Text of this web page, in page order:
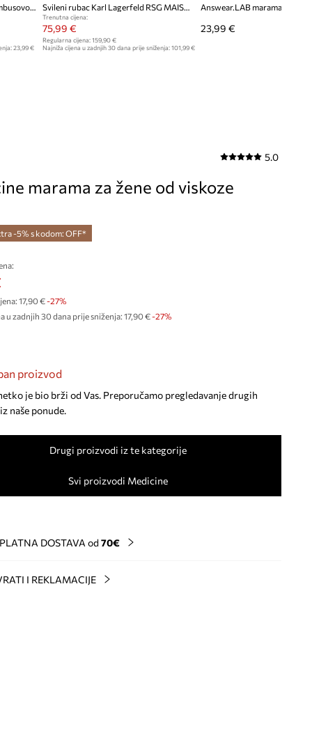
Answear.LAB šal za žene od bambusovog vlakna
23,99 €
Svileni rubac Karl Lagerfeld RSG MAISON
Trenutna cijena:
75,99 €
Regularna cijena:159,90 €
Najniža cijena u zadnjih 30 dana prije sniženja:101,99 €
Answear.LAB marama ženska
23,99 €
5.0
marama za žene od viskoze
-5% s kodom: OFF*
17,90 €-27%
u zadnjih 30 dana prije sniženja: 17,90 € -27%
proizvod
je bio brži od Vas. Preporučamo pregledavanje drugih
naše ponude.
Drugi proizvodi iz te kategorije
Svi proizvodi Medicine
DOSTAVA od 70€
I REKLAMACIJE